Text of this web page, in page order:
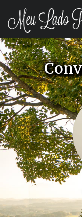
LOGIN
REGISTRO
POETAS
BLOG
COMUNIDADE